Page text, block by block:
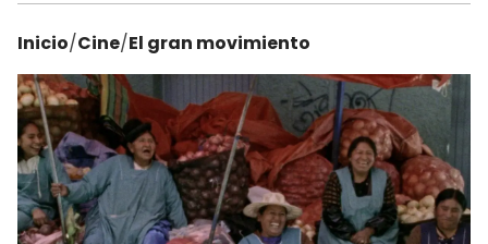
Inicio/Cine/El gran movimiento